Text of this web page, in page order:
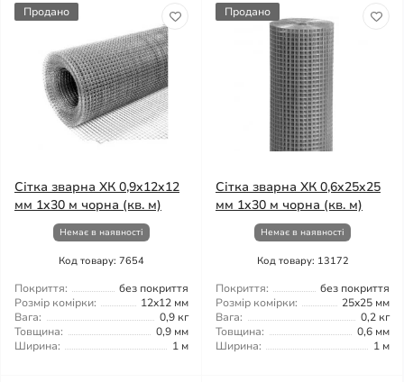
Продано
Сітка зварна ХК 0,9x12x12
мм 1x30 м чорна (кв. м)
Немає в наявності
Код товару: 7654
Покриття:
без покриття
Розмір комірки:
12x12 мм
Вага:
0,9 кг
Товщина:
0,9 мм
Ширина:
1 м
Продано
Сітка зварна ХК 0,6x25x25
мм 1x30 м чорна (кв. м)
Немає в наявності
Код товару: 13172
Покриття:
без покриття
Розмір комірки:
25x25 мм
Вага:
0,2 кг
Товщина:
0,6 мм
Ширина:
1 м